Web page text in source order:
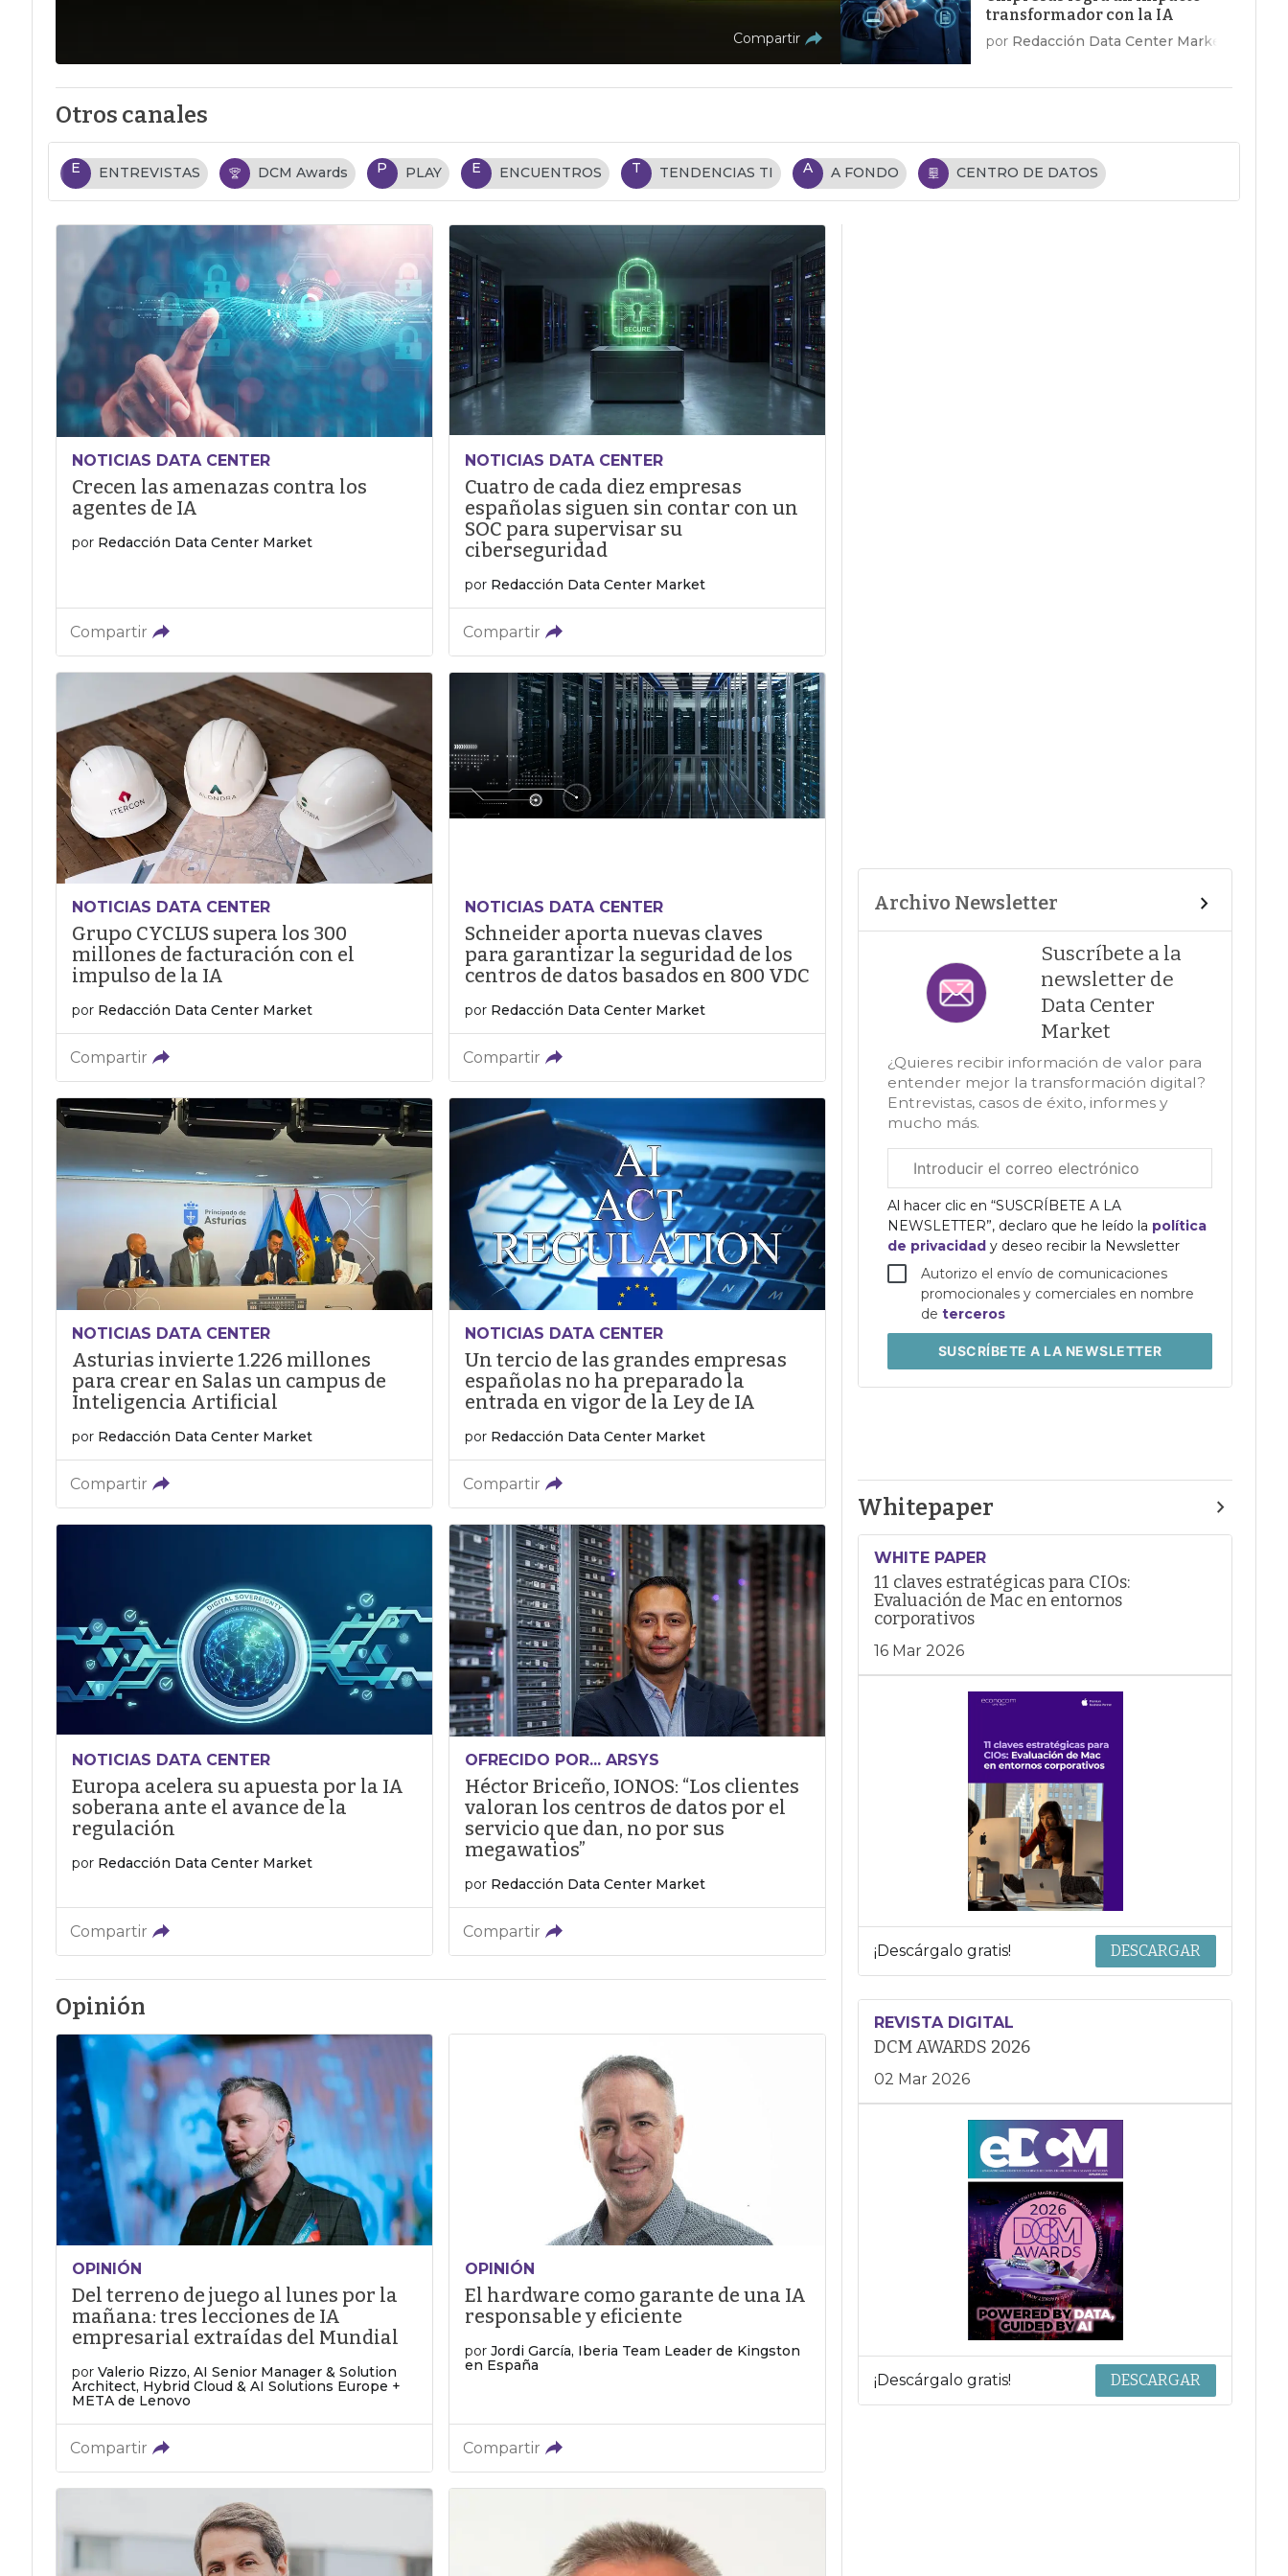
Compartir
transformador con la IA
por Redacción Data Center Market
Otros canales
E ENTREVISTAS DCM Awards P PLAY E ENCUENTROS T TENDENCIAS TI A A FONDO CENTRO DE DATOS
NOTICIAS DATA CENTER
Crecen las amenazas contra los
agentes de IA
por Redacción Data Center Market
Compartir
NOTICIAS DATA CENTER
Cuatro de cada diez empresas
españolas siguen sin contar con un
SOC para supervisar su
ciberseguridad
por Redacción Data Center Market
Compartir
NOTICIAS DATA CENTER
Grupo CYCLUS supera los 300
millones de facturación con el
impulso de la IA
por Redacción Data Center Market
Compartir
NOTICIAS DATA CENTER
Schneider aporta nuevas claves
para garantizar la seguridad de los
centros de datos basados en 800 VDC
por Redacción Data Center Market
Compartir
NOTICIAS DATA CENTER
Asturias invierte 1.226 millones
para crear en Salas un campus de
Inteligencia Artificial
por Redacción Data Center Market
Compartir
NOTICIAS DATA CENTER
Un tercio de las grandes empresas
españolas no ha preparado la
entrada en vigor de la Ley de IA
por Redacción Data Center Market
Compartir
NOTICIAS DATA CENTER
Europa acelera su apuesta por la IA
soberana ante el avance de la
regulación
por Redacción Data Center Market
Compartir
OFRECIDO POR... ARSYS
Héctor Briceño, IONOS: “Los clientes
valoran los centros de datos por el
servicio que dan, no por sus
megawatios”
por Redacción Data Center Market
Compartir
Opinión
OPINIÓN
Del terreno de juego al lunes por la
mañana: tres lecciones de IA
empresarial extraídas del Mundial
por Valerio Rizzo, AI Senior Manager & Solution
Architect, Hybrid Cloud & AI Solutions Europe +
META de Lenovo
Compartir
OPINIÓN
El hardware como garante de una IA
responsable y eficiente
por Jordi García, Iberia Team Leader de Kingston
en España
Compartir
Archivo Newsletter
Suscríbete a la
newsletter de
Data Center
Market
¿Quieres recibir información de valor para
entender mejor la transformación digital?
Entrevistas, casos de éxito, informes y
mucho más.
electrónico
corporativo
Al hacer clic en “SUSCRÍBETE A LA
NEWSLETTER”, declaro que he leído la política
de privacidady deseo recibir la Newsletter
Autorizo el envío de comunicaciones
promocionales y comerciales en nombre
deterceros
SUSCRÍBETEA LA NEWSLETTER
Whitepaper
WHITE PAPER
11 claves estratégicas para CIOs:
Evaluación de Mac en entornos
corporativos
16 Mar 2026
¡Descárgalo gratis! DESCARGAR
REVISTA DIGITAL
DCM AWARDS 2026
02 Mar 2026
¡Descárgalo gratis! DESCARGAR